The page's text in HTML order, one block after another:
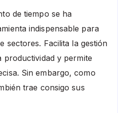
de tiempo se ha
indispensable para
sectores. Facilita la gestión
productividad y permite
Sin embargo, como
trae consigo sus